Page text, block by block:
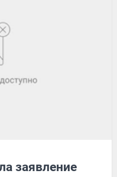
заявление